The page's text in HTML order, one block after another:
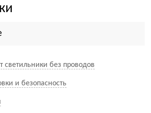
без проводов
и безопасность